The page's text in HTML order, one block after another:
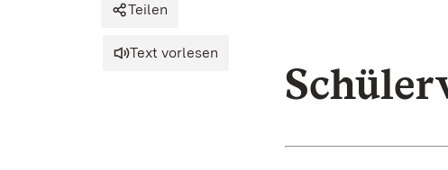
Teilen
Text vorlesen